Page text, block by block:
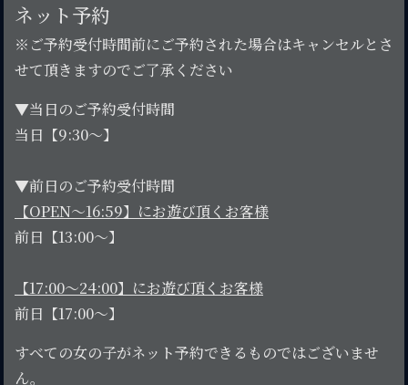
ネット予約
※ご予約受付時間前にご予約された場合はキャンセルとさ
せて頂きますのでご了承ください
▼当日のご予約受付時間
当日【9:30～】
▼前日のご予約受付時間
【OPEN～16:59】にお遊び頂くお客様
前日【13:00～】
【17:00～24:00】にお遊び頂くお客様
前日【17:00～】
すべての女の子がネット予約できるものではございませ
ん。